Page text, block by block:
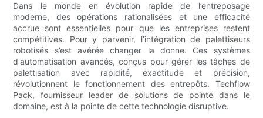
Dans le monde en évolution rapide de l’entreposage
moderne, des opérations rationalisées et une efficacité
accrue sont essentielles pour que les entreprises restent
compétitives. Pour y parvenir, l’intégration de palettiseurs
robotisés s’est avérée changer la donne. Ces systèmes
d'automatisation avancés, conçus pour gérer les tâches de
palettisation avec rapidité, exactitude et précision,
révolutionnent le fonctionnement des entrepôts. Techflow
Pack, fournisseur leader de solutions de pointe dans le
domaine, est à la pointe de cette technologie disruptive.